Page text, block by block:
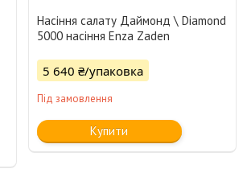
Насіння салату Даймонд \ Diamond
5000 насіння Enza Zaden
5 640 ₴/упаковка
Під замовлення
Купити